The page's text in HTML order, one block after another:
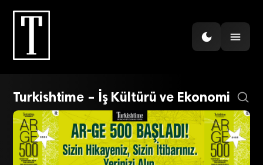
Turkishtime – İş Kültürü ve Ekonomi